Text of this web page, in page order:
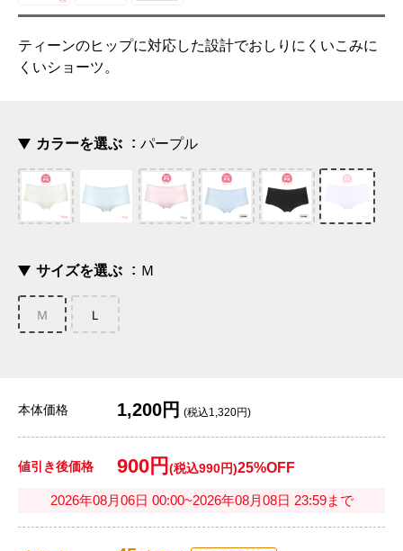
ティーンのヒップに対応した設計でおしりにくいこみに
くいショーツ。
カラーを選ぶ パープル
サイズを選ぶ Ｍ
Ｍ Ｌ
本体価格 1,200円 (税込1,320円)
値引き後価格 900円 (税込990円)25%OFF
2026年08月06日 00:00~2026年08月08日 23:59まで